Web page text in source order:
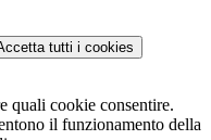
tutti i cookies
quali cookie consentire.
il funzionamento della